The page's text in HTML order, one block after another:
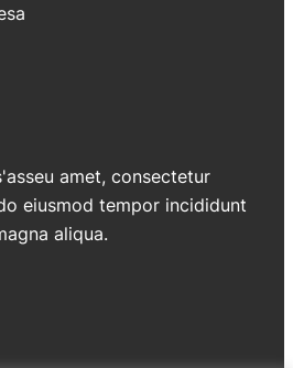
amet, consectetur
eiusmod tempor incididunt
aliqua.